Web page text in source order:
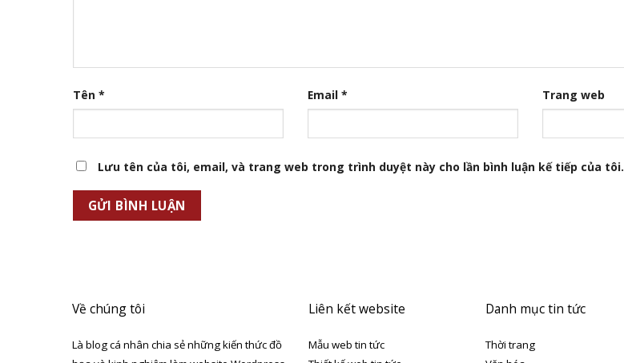
Tên * Email * Trang web
Lưu tên của tôi, email, và trang web trong trình duyệt này cho lần bình luận kế tiếp của tôi.
Về chúng tôi
Là blog cá nhân chia sẻ những kiến thức đồ
Liên kết website
Mẫu web tin tức
Danh mục tin tức
Thời trang